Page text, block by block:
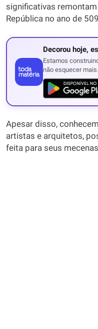
significativas
República no ano de
Decorou hoje,
Estamos
não esquecer mais.
Apesar disso,
artistas e arquitetos,
feita para seus